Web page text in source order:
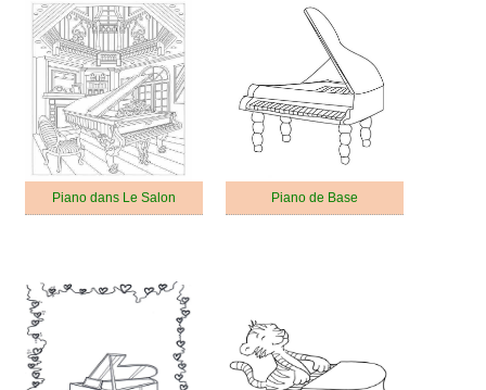
Piano dans Le Salon Piano de Base